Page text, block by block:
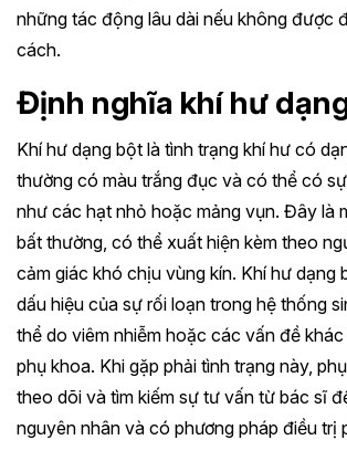
những tác động lâu dài nếu không được
cách.
Định nghĩa khí hư
Khí hư dạng bột là tình trạng khí hư có
thường có màu trắng đục và có thể có
như các hạt nhỏ hoặc mảng vụn. Đây là
bất thường, có thể xuất hiện kèm theo
cảm giác khó chịu vùng kín. Khí hư dạng
dấu hiệu của sự rối loạn trong hệ thống
thể do viêm nhiễm hoặc các vấn đề
phụ khoa. Khi gặp phải tình trạng này,
theo dõi và tìm kiếm sự tư vấn từ bác sĩ
nguyên nhân và có phương pháp điều trị